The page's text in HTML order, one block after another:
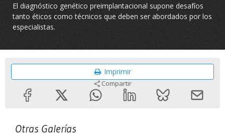
El diagnóstico genético preimplantacional supone desafíos
tanto éticos como técnicos que deben ser abordados por los
especialistas.
Imprimir
Compartir
Otras Galerías